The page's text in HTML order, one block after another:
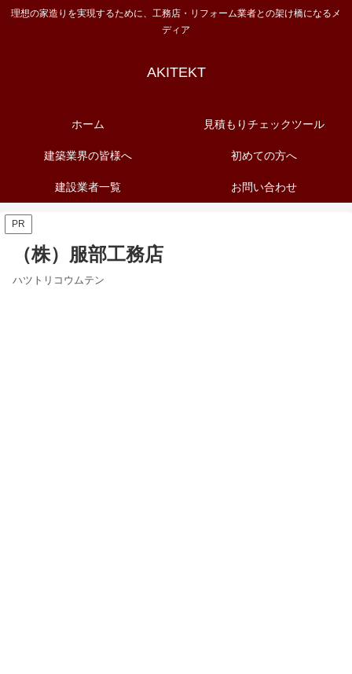
理想の家造りを実現するために、工務店・リフォーム業者との架け橋になるメ
ディア
AKITEKT
ホーム 見積もりチェックツール
建築業界の皆様へ 初めての方へ
建設業者一覧 お問い合わせ
PR
（株）服部工務店
ハツトリコウムテン